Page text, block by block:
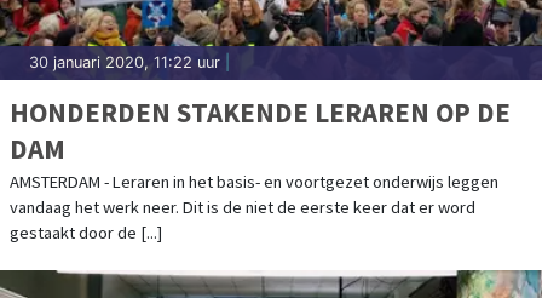
30 januari 2020, 11:22 uur
HONDERDEN STAKENDE LERAREN OP DE
DAM
AMSTERDAM - Leraren in het basis- en voortgezet onderwijs leggen
vandaag het werk neer. Dit is de niet de eerste keer dat er word
gestaakt door de [...]